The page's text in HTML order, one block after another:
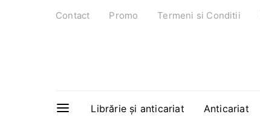
Contact Promo Termeni si Conditii
Librărie și anticariat Anticariat